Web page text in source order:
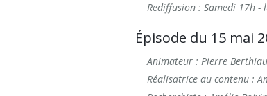
Rediffusion : Samedi 17h
Épisode du 15 mai
Animateur : Pierre
Réalisatrice au contenu :